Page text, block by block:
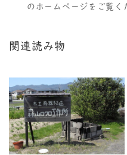
のホームページをご覧く
関連読み物